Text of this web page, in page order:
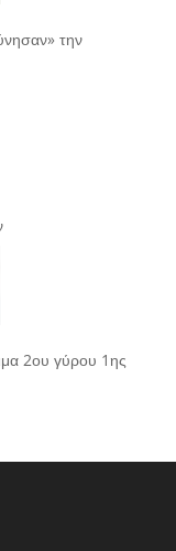
την
2ου γύρου 1ης